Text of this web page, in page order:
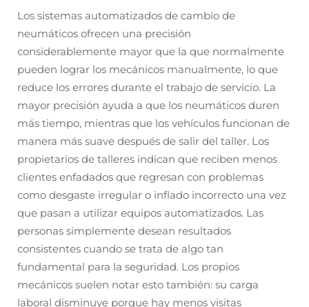
Los sistemas automatizados de cambio de
neumáticos ofrecen una precisión
considerablemente mayor que la que normalmente
pueden lograr los mecánicos manualmente, lo que
reduce los errores durante el trabajo de servicio. La
mayor precisión ayuda a que los neumáticos duren
más tiempo, mientras que los vehículos funcionan de
manera más suave después de salir del taller. Los
propietarios de talleres indican que reciben menos
clientes enfadados que regresan con problemas
como desgaste irregular o inflado incorrecto una vez
que pasan a utilizar equipos automatizados. Las
personas simplemente desean resultados
consistentes cuando se trata de algo tan
fundamental para la seguridad. Los propios
mecánicos suelen notar esto también: su carga
laboral disminuye porque hay menos visitas